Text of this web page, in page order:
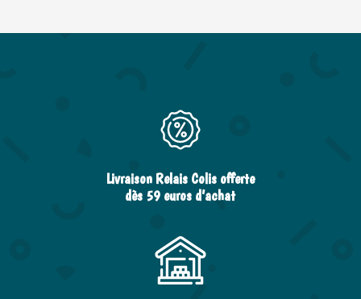
Livraison Relais Colis offerte
dès 59 euros d’achat